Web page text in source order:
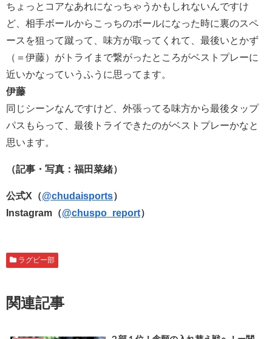
ちょっとコアなあれになっちゃうかもしれないんですけ
ど、相手ボールからこっちのボールになった時に裏のスペ
ースを狙って蹴って、味方が取ってくれて、最後いとかず
（＝伊藤）がトライまで繋がったところがベストプレーに
近いかなっていうふうに思ってます。
伊藤
同じシーンなんですけど、外張ってる味方から最後タップ
パスもらって、最後トライできたのがベストプレーかなと
思います。
（記事・写真：福田菜緒）
公式X（@chudaisports）
Instagram（@chuspo_report）
ラグビー部
関連記事